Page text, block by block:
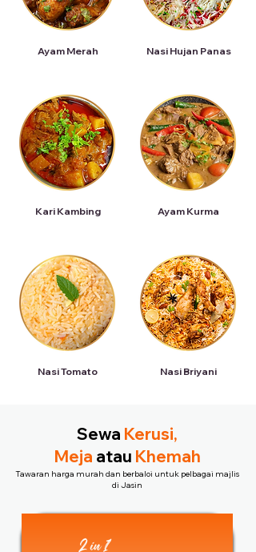
Ayam Merah
Kari Kambing
Nasi Tomato
Nasi Hujan Panas
Ayam Kurma
Nasi Briyani
Sewa Kerusi,
Meja atau Khemah
Tawaran harga murah dan berbaloi untuk pelbagai majlis
di Jasin